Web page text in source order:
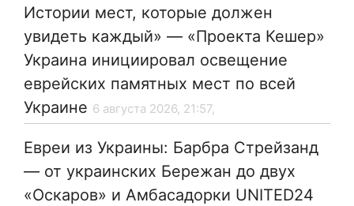
Истории мест, которые должен
увидеть каждый» — «Проекта Кешер»
Украина инициировал освещение
еврейских памятных мест по всей
Украине 6 августа 2026, 21:57,
Евреи из Украины: Барбра Стрейзанд
— от украинских Бережан до двух
«Оскаров» и Амбасадорки UNITED24